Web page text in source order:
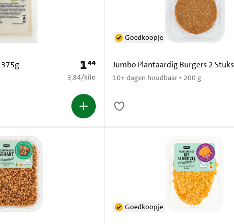
Prijs: € 1,44
144
€ 3,84 per kilo
3,84/kilo
Jumbo Plantaardig Burgers 2 Stuks
10+ dagen houdbaar • 200 g
Goedkoopje
Goedkoopje